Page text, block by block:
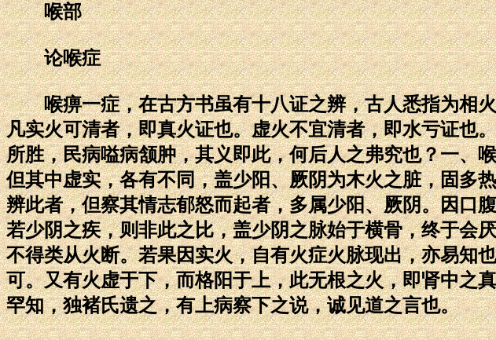
喉部
论喉症
喉痹一症，在古方书虽有十八证之辨，古人悉指为相火
凡实火可清者，即真火证也。虚火不宜清者，即水亏证也
所胜，民病嗌病颔肿，其义即此，何后人之弗究也？一、
但其中虚实，各有不同，盖少阳、厥阴为木火之脏，固多
辨此者，但察其情志郁怒而起者，多属少阳、厥阴。因口
若少阴之疾，则非此之比，盖少阴之脉始于横骨，终于会
不得类从火断。若果因实火，自有火症火脉现出，亦易知
可。又有火虚于下，而格阳于上，此无根之火，即肾中之
罕知，独褚氏遗之，有上病察下之说，诚见道之言也。